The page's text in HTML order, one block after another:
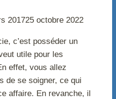
201725 octobre 2022
c’est posséder un
utile pour les
effet, vous allez
de se soigner, ce qui
affaire. En revanche, il